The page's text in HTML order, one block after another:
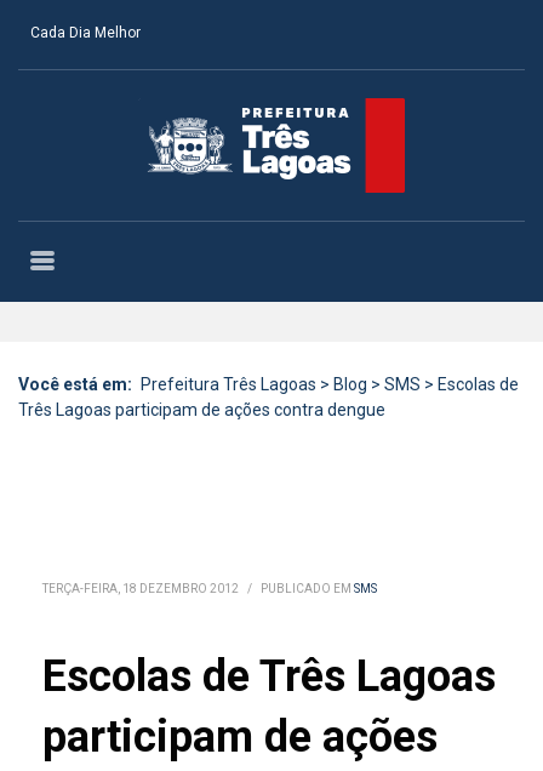
Cada Dia Melhor
Você está em: Prefeitura Três Lagoas > Blog > SMS > Escolas de
Três Lagoas participam de ações contra dengue
TERÇA-FEIRA, 18 DEZEMBRO 2012 / PUBLICADO EM SMS
Escolas de Três Lagoas
participam de ações